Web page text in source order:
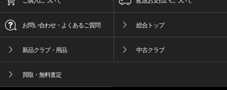
お問い合わせ・よくあるご質問 総合トップ
新品クラブ・用品 中古クラブ
買取・無料査定